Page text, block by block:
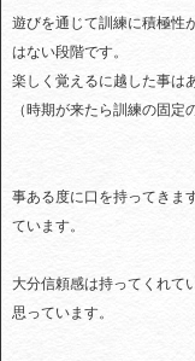
遊びを通じて訓練に積極性
はない段階です。
楽しく覚えるに越した事は
（時期が来たら訓練の固定
事ある度に口を持ってきま
ています。
大分信頼感は持ってくれて
思っています。